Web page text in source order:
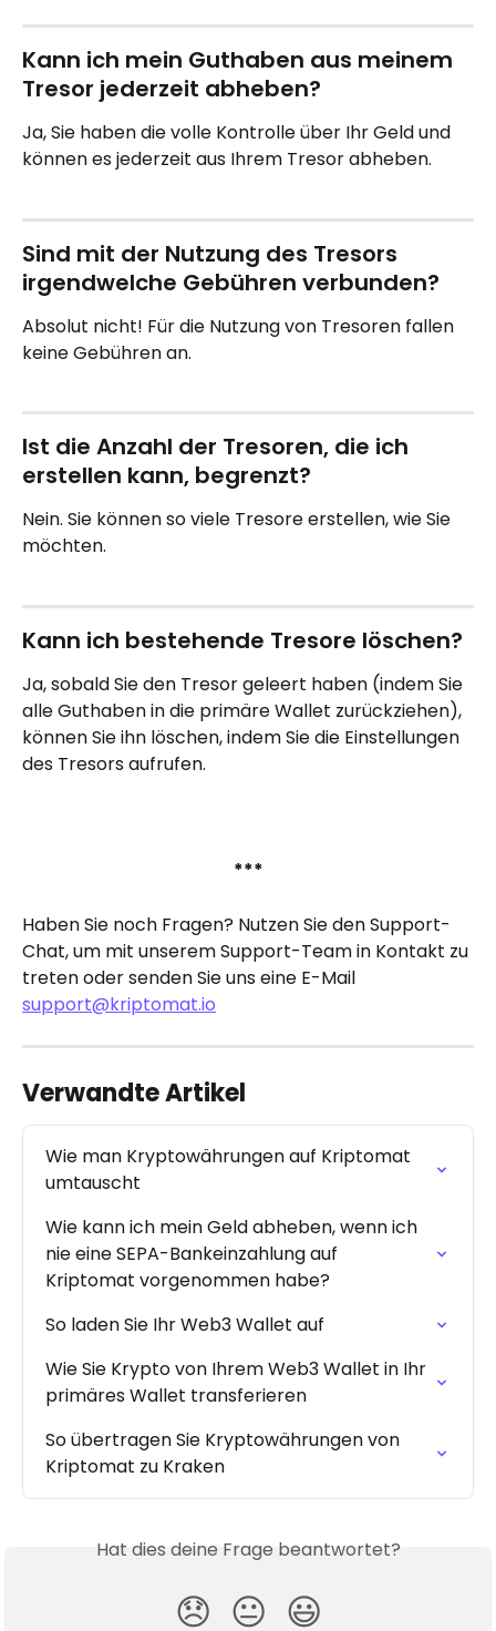
Kann ich mein Guthaben aus meinem
Tresor jederzeit abheben?
Ja, Sie haben die volle Kontrolle über Ihr Geld und
können es jederzeit aus Ihrem Tresor abheben.
Sind mit der Nutzung des Tresors
irgendwelche Gebühren verbunden?
Absolut nicht! Für die Nutzung von Tresoren fallen
keine Gebühren an.
Ist die Anzahl der Tresoren, die ich
erstellen kann, begrenzt?
Nein. Sie können so viele Tresore erstellen, wie Sie
möchten.
Kann ich bestehende Tresore löschen?
Ja, sobald Sie den Tresor geleert haben (indem Sie
alle Guthaben in die primäre Wallet zurückziehen),
können Sie ihn löschen, indem Sie die Einstellungen
des Tresors aufrufen.
***
Haben Sie noch Fragen? Nutzen Sie den Support-
Chat, um mit unserem Support-Team in Kontakt zu
treten oder senden Sie uns eine E-Mail
support@kriptomat.io
Verwandte Artikel
Wie man Kryptowährungen auf Kriptomat
umtauscht
Wie kann ich mein Geld abheben, wenn ich
nie eine SEPA-Bankeinzahlung auf
Kriptomat vorgenommen habe?
So laden Sie Ihr Web3 Wallet auf
Wie Sie Krypto von Ihrem Web3 Wallet in Ihr
primäres Wallet transferieren
So übertragen Sie Kryptowährungen von
Kriptomat zu Kraken
Hat dies deine Frage beantwortet?
😞 😐 😃